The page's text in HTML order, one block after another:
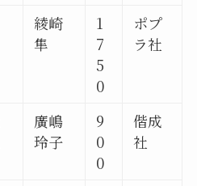
綾崎
隼
1
7
5
0
ポプ
ラ社
廣嶋
玲子
9
0
0
偕成
社